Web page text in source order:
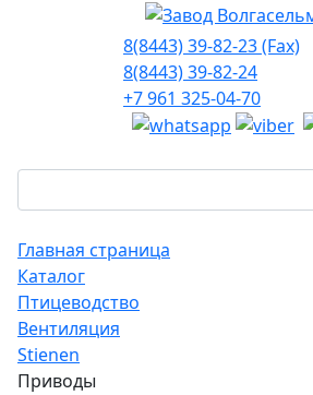
8(8443) 39-82-23 (Fax)
8(8443) 39-82-24
+7 961 325-04-70
Главная страница
Каталог
Птицеводство
Вентиляция
Stienen
Приводы